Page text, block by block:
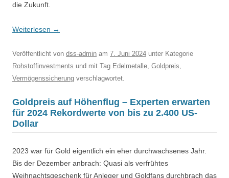
die Zukunft.
Weiterlesen →
Veröffentlicht von dss-admin am 7. Juni 2024 unter Kategorie
Rohstoffinvestments und mit Tag Edelmetalle, Goldpreis,
Vermögenssicherung verschlagwortet.
Goldpreis auf Höhenflug – Experten erwarten
für 2024 Rekordwerte von bis zu 2.400 US-
Dollar
2023 war für Gold eigentlich ein eher durchwachsenes Jahr.
Bis der Dezember anbrach: Quasi als verfrühtes
Weihnachtsgeschenk für Anleger und Goldfans durchbrach das